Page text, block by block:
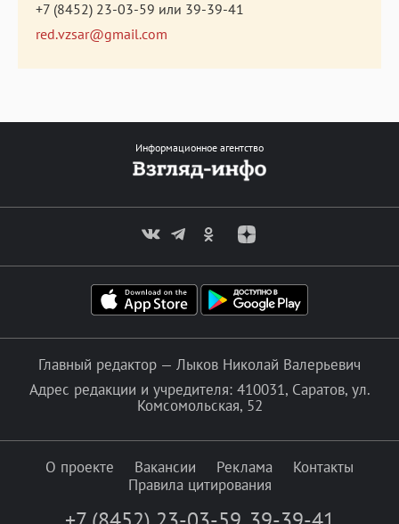
+7 (8452) 23-03-59 или 39-39-41
red.vzsar@gmail.com
Информационное агентство
Главный редактор — Лыков Николай Валерьевич
Адрес редакции и учредителя: 410031, Саратов, ул.
Комсомольская, 52
О проекте Вакансии Реклама
Контакты
Правила цитирования